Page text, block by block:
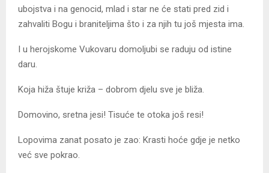
ubojstva i na genocid, mlad i star ne će stati pred zid i
zahvaliti Bogu i braniteljima što i za njih tu još mjesta ima.
I u herojskome Vukovaru domoljubi se raduju od istine
daru.
Koja hiža štuje križa – dobrom djelu sve je bliža.
Domovino, sretna jesi! Tisuće te otoka još resi!
Lopovima zanat posato je zao: Krasti hoće gdje je netko
već sve pokrao.